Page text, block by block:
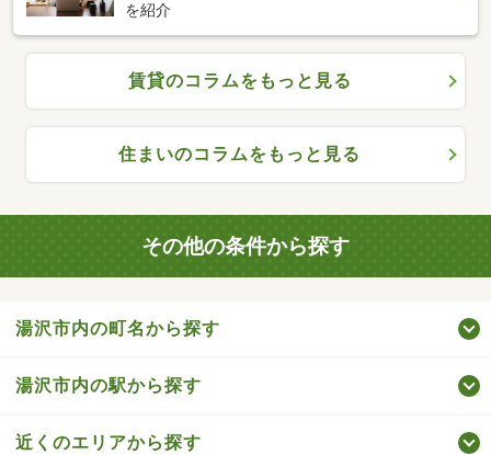
を紹介
賃貸のコラムをもっと見る
住まいのコラムをもっと見る
その他の条件から探す
湯沢市内の町名から探す
湯沢市内の駅から探す
近くのエリアから探す